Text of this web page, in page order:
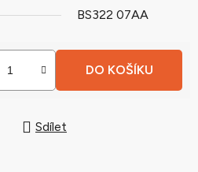
BS322 07AA
DO KOŠÍKU
Sdílet